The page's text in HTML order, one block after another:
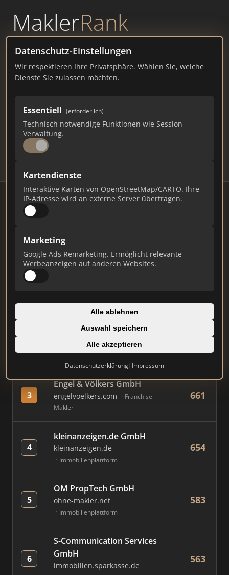
MaklerRank
powered byWAVEPOINT
Datenschutz-Einstellungen
Wir respektieren Ihre Privatsphäre. Wählen Sie, welche
Dienste Sie zulassen möchten.
Essentiell (erforderlich)
Technisch notwendige Funktionen wie Session-
Verwaltung.
Kartendienste
Interaktive Karten von OpenStreetMap/CARTO. Ihre
IP-Adresse wird an externe Server übertragen.
Marketing
Google Ads Remarketing. Ermöglicht relevante
Werbeanzeigen auf anderen Websites.
Alle ablehnen
Auswahl speichern
Alle akzeptieren
Datenschutzerklärung| Impressum
Immobilienmakler Tostedt –
Ranking Juli 2026
NIEDERSACHSEN 13.323 EINWOHNER
73 623
# MAKLER / FIRMA
1 immobilienscout24.de
Immobilienplattform
858
AVIV Germany GmbH
immowelt.de Immobilienplattform
3
Engel & Völkers GmbH
engelvoelkers.com
Franchise-
Makler
661
4
kleinanzeigen.de GmbH
kleinanzeigen.de
Immobilienplattform
654
5
OM PropTech GmbH
ohne-makler.net
Immobilienplattform
583
6
S-Communication Services
GmbH
immobilien.sparkasse.de
563